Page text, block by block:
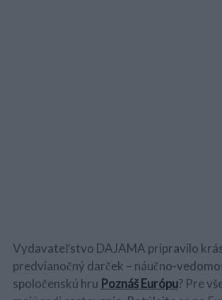
Vydavateľstvo DAJAMA pripravilo
predvianočný darček – náučno-
spoločenskú hru Poznáš Európu? Pre